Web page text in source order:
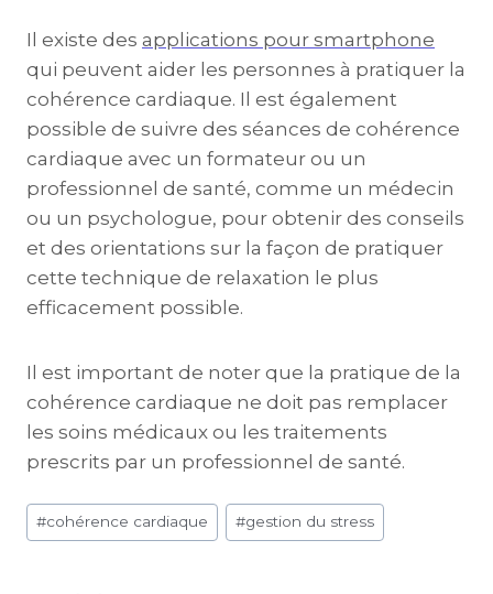
Il existe des applications pour smartphone
qui peuvent aider les personnes à pratiquer la
cohérence cardiaque. Il est également
possible de suivre des séances de cohérence
cardiaque avec un formateur ou un
professionnel de santé, comme un médecin
ou un psychologue, pour obtenir des conseils
et des orientations sur la façon de pratiquer
cette technique de relaxation le plus
efficacement possible.
Il est important de noter que la pratique de la
cohérence cardiaque ne doit pas remplacer
les soins médicaux ou les traitements
prescrits par un professionnel de santé.
#cohérence cardiaque #gestion du stress